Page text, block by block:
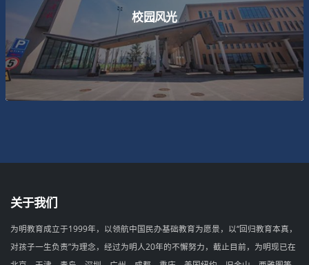
校园风光
关于我们
为明教育成立于1999年，以领航中国民办基础教育为愿景，以“回归教育本真，
对孩子一生负责”为理念，经过为明人20年的不懈努力，截止目前，为明现已在